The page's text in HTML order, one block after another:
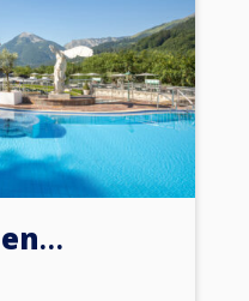
mit traumhaftem
Posthotel Achenkirch*****